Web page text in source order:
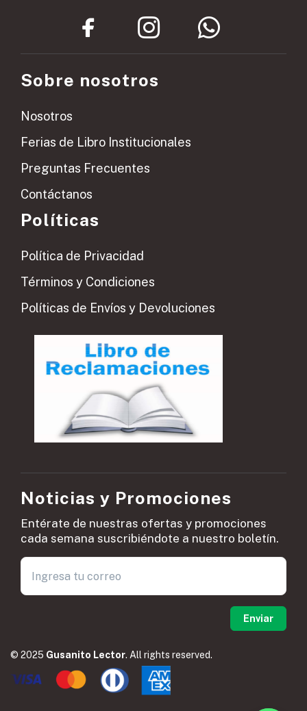
Sobre nosotros
Nosotros
Ferias de Libro Institucionales
Preguntas Frecuentes
Contáctanos
Políticas
Política de Privacidad
Términos y Condiciones
Políticas de Envíos y Devoluciones
Noticias y Promociones
Entérate de nuestras ofertas y promociones
cada semana suscribiéndote a nuestro boletín.
© 2025 Gusanito Lector. All rights reserved.